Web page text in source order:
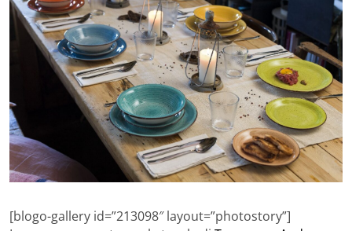
[blogo-gallery id=”213098″ layout=”photostory”]